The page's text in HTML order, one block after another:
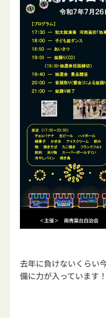
去年に負けないくらい
備に力が入っています！